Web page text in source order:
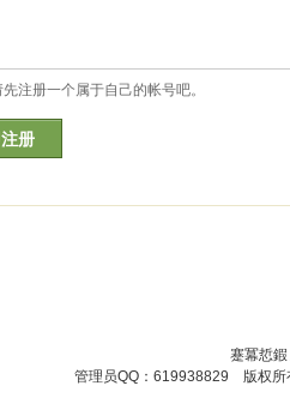
注册一个属于自己的帐号吧。
册
蹇冪悊
管理员QQ：619938829 版权